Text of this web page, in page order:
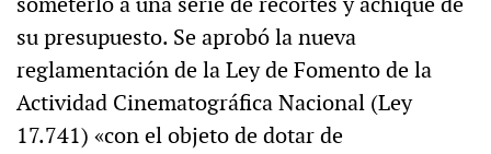
su presupuesto. Se aprobó la nueva
reglamentación de la Ley de Fomento de la
Actividad Cinematográfica Nacional (Ley
17.741) «con el objeto de dotar de